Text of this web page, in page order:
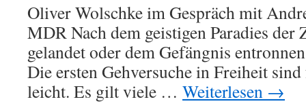
Oliver Wolschke im Gespräch mit
MDR Nach dem geistigen Paradies der
gelandet oder dem Gefängnis
Die ersten Gehversuche in Freiheit
leicht. Es gilt viele … Weiterlesen →